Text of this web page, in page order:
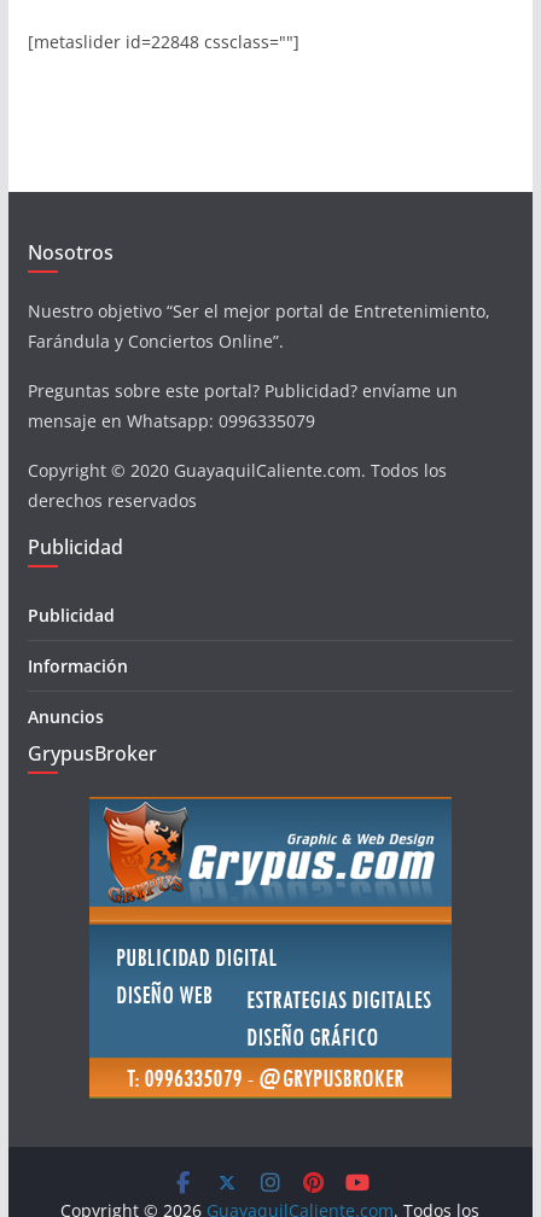
[metaslider id=22848 cssclass=""]
Nosotros
Nuestro objetivo “Ser el mejor portal de Entretenimiento,
Farándula y Conciertos Online”.
Preguntas sobre este portal? Publicidad? envíame un
mensaje en Whatsapp: 0996335079
Copyright © 2020 GuayaquilCaliente.com. Todos los
derechos reservados
Publicidad
Publicidad
Información
Anuncios
GrypusBroker
Copyright © 2026 GuayaquilCaliente.com. Todos los